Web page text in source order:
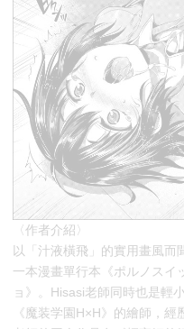
〈作者介紹〉
以「汁液橫飛」的實用畫風
一本漫畫單行本《ポルノスイ
ョ》。Hisasi老師同時也是輕
《魔装学園H×H》的繪師，經